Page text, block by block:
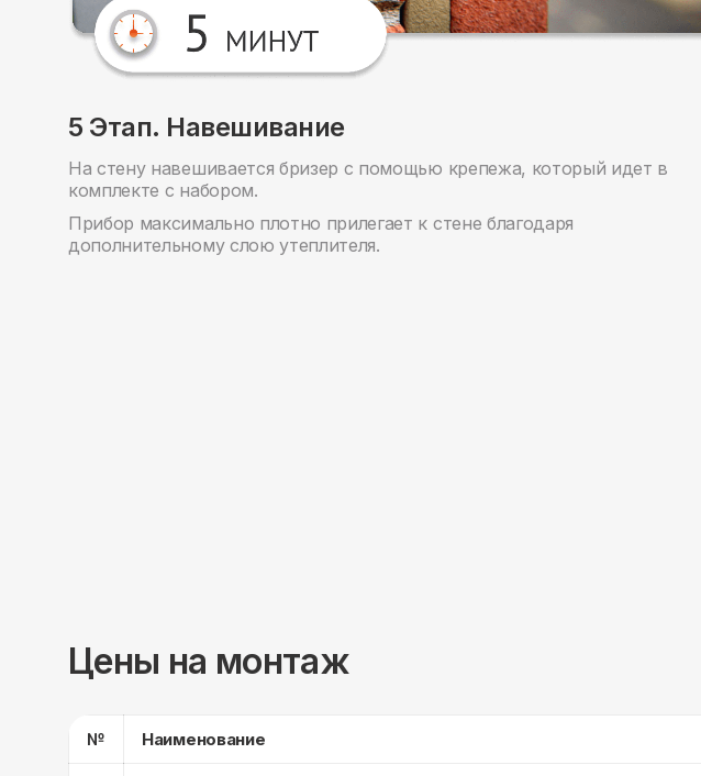
5 Этап. Навешивание
На стену навешивается бризер с помощью крепежа, который идет в
комплекте с набором.
Прибор максимально плотно прилегает к стене благодаря
дополнительному слою утеплителя.
Цены на монтаж
№ Наименование